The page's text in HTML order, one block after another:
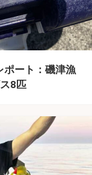
ポート：磯津漁
8匹